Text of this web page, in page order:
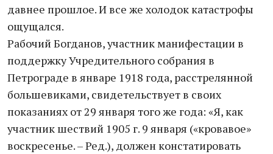
давнее прошлое. И все же холодок катастрофы
ощущался.
Рабочий Богданов, участник манифестации в
поддержку Учредительного собрания в
Петрограде в январе 1918 года, расстрелянной
большевиками, свидетельствует в своих
показаниях от 29 января того же года: «Я, как
участник шествий 1905 г. 9 января («кровавое»
воскресенье. – Ред.), должен констатировать